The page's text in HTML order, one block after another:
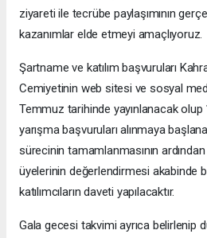
ziyareti ile tecrübe paylaşımının
kazanımlar elde etmeyi amaçlıyoruz.
Şartname ve katılım başvuruları
Cemiyetinin web sitesi ve sosyal
Temmuz tarihinde yayınlanacak olup
yarışma başvuruları alınmaya
sürecinin tamamlanmasının
üyelerinin değerlendirmesi akabinde
katılımcıların daveti yapılacaktır.
Gala gecesi takvimi ayrıca belirlenip